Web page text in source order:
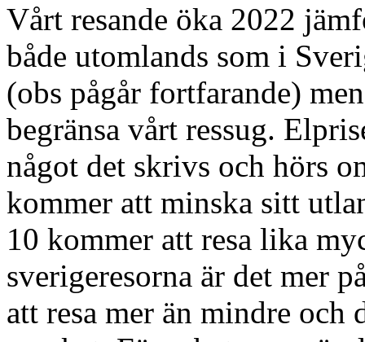
Vårt resande öka 2022
både utomlands som i
(obs pågår fortfarande)
begränsa vårt ressug.
något det skrivs och hörs
kommer att minska sitt
10 kommer att resa lika
sverigeresorna är det mer
att resa mer än mindre